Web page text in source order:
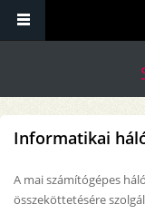
Informatikai
A mai számítógépes
összeköttetésére